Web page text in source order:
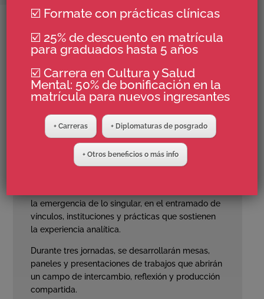
XXXIV Encuentro
Latinoamericano sobre el
pensamiento de Donald W.
Winnicott
encuentro presencial en Buenos
Airesque convoca a colegas para pensar, desde
la clínica y la teoría, los modos contemporáneos
de constitución subjetiva.
Bajo la propuesta “El gesto espontáneo.
la emergencia de lo singular, en el entramado de
vínculos, instituciones y prácticas que sostienen
la experiencia analítica.
Durante tres jornadas, se desarrollarán mesas,
paneles y presentaciones de trabajos que abrirán
un campo de intercambio, reflexión y producción
compartida.
☑️ Formate con prácticas clínicas
☑️ 25% de descuento en matrícula
para graduados hasta 5 años
☑️ Carrera en Cultura y Salud
Mental: 50% de bonificación en la
matrícula para nuevos ingresantes
+ Carreras + Diplomaturas de posgrado
+ Otros beneficios o más info